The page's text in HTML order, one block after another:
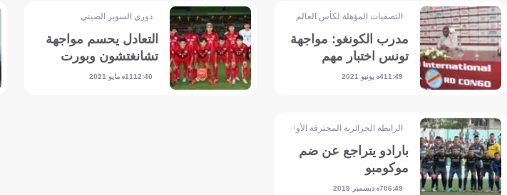
التصفيات المؤهلة لكأس العالم - إفريقيا
مدرب الكونغو: مواجهة
تونس اختبار مهم
11:494 يونيو 2021
دوري السوبر الصيني
التعادل يحسم مواجهة
تشانغتشون وبورت
12:4011 مايو 2021
الرابطة الجزائرية المحترفة الأولى
بارادو يتراجع عن ضم
موكومبو
06:497 ديسمبر 2019